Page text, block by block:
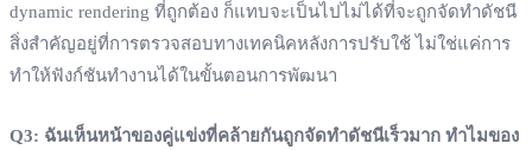
dynamic rendering ที่ถูกต้อง ก็แทบจะเป็นไปไม่ได้ที่จะถูกจัดทำดัชนี
สิ่งสำคัญอยู่ที่การตรวจสอบทางเทคนิคหลังการปรับใช้ ไม่ใช่แค่การ
ทำให้ฟังก์ชันทำงานได้ในขั้นตอนการพัฒนา
Q3: ฉันเห็นหน้าของคู่แข่งที่คล้ายกันถูกจัดทำดัชนีเร็วมาก ทำไมของ